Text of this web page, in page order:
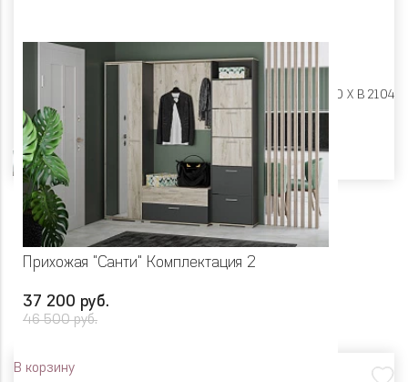
Ш 2000 X Г 400 X В 2104
Цвет
Прихожая "Санти" Комплектация 2
37 200 руб.
46 500 руб.
В корзину